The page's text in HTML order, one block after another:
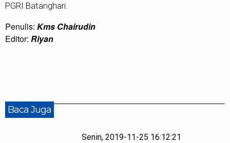
PGRI Batanghari.
Penulis: Kms Chairudin
Editor: Riyan
Baca Juga
Senin, 2019-11-25 16:12:21